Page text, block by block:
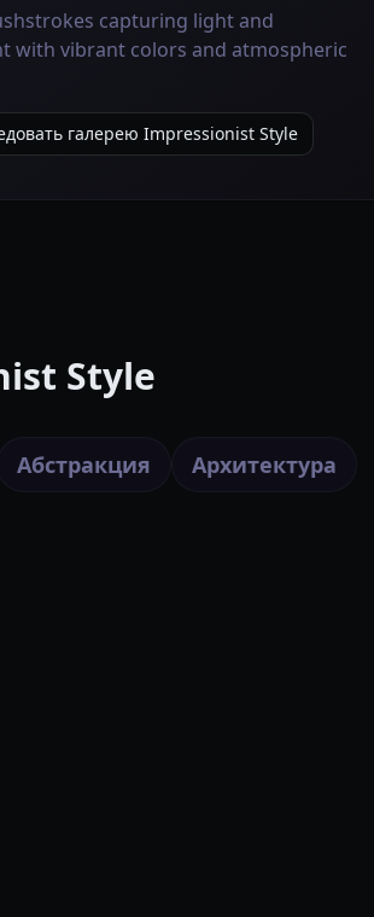
capturing light and
with vibrant colors and atmospheric
галерею Impressionist Style
Style
Абстракция Архитектура